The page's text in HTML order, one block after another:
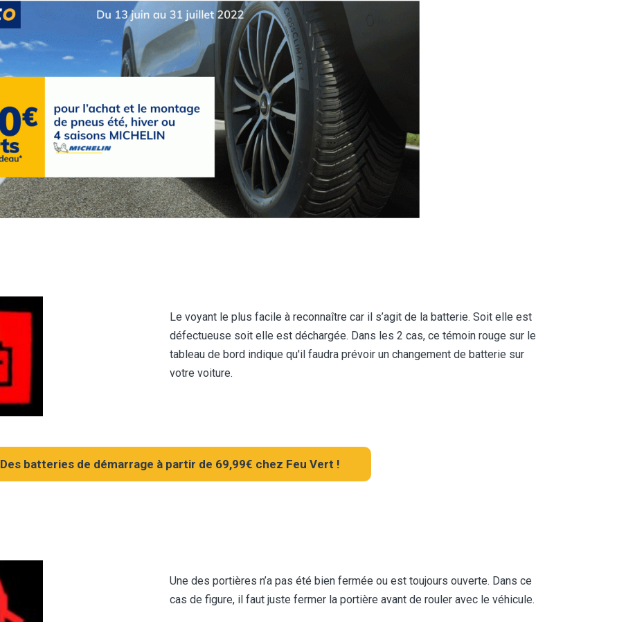
Le voyant le plus facile à reconnaître car il s’agit de la batterie. Soit elle est
défectueuse soit elle est déchargée. Dans les 2 cas, ce témoin rouge sur le
tableau de bord indique qu'il faudra prévoir un changement de batterie sur
votre voiture.
Des batteries de démarrage à partir de 69,99€ chez Feu Vert !
Une des portières n’a pas été bien fermée ou est toujours ouverte. Dans ce
cas de figure, il faut juste fermer la portière avant de rouler avec le véhicule.